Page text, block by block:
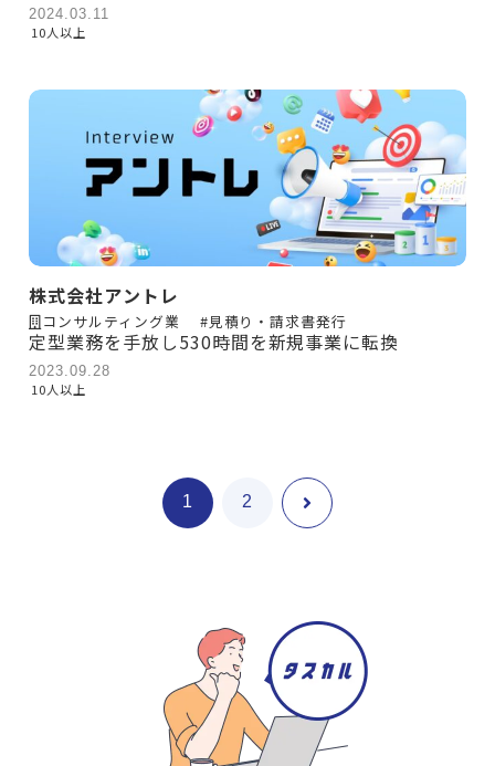
2024.03.11
10人以上
株式会社アントレ
コンサルティング業 #見積り・請求書発行
定型業務を手放し530時間を新規事業に転換
2023.09.28
10人以上
1 2